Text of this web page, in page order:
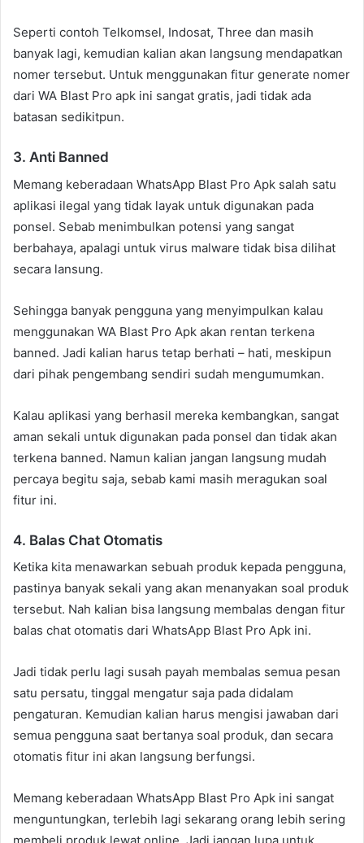
Seperti contoh Telkomsel, Indosat, Three dan masih
banyak lagi, kemudian kalian akan langsung mendapatkan
nomer tersebut. Untuk menggunakan fitur generate nomer
dari WA Blast Pro apk ini sangat gratis, jadi tidak ada
batasan sedikitpun.
3. Anti Banned
Memang keberadaan WhatsApp Blast Pro Apk salah satu
aplikasi ilegal yang tidak layak untuk digunakan pada
ponsel. Sebab menimbulkan potensi yang sangat
berbahaya, apalagi untuk virus malware tidak bisa dilihat
secara lansung.
Sehingga banyak pengguna yang menyimpulkan kalau
menggunakan WA Blast Pro Apk akan rentan terkena
banned. Jadi kalian harus tetap berhati – hati, meskipun
dari pihak pengembang sendiri sudah mengumumkan.
Kalau aplikasi yang berhasil mereka kembangkan, sangat
aman sekali untuk digunakan pada ponsel dan tidak akan
terkena banned. Namun kalian jangan langsung mudah
percaya begitu saja, sebab kami masih meragukan soal
fitur ini.
4. Balas Chat Otomatis
Ketika kita menawarkan sebuah produk kepada pengguna,
pastinya banyak sekali yang akan menanyakan soal produk
tersebut. Nah kalian bisa langsung membalas dengan fitur
balas chat otomatis dari WhatsApp Blast Pro Apk ini.
Jadi tidak perlu lagi susah payah membalas semua pesan
satu persatu, tinggal mengatur saja pada didalam
pengaturan. Kemudian kalian harus mengisi jawaban dari
semua pengguna saat bertanya soal produk, dan secara
otomatis fitur ini akan langsung berfungsi.
Memang keberadaan WhatsApp Blast Pro Apk ini sangat
menguntungkan, terlebih lagi sekarang orang lebih sering